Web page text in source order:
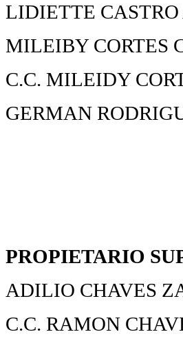
LIDIETTE
MILEIBY CORTES
C.C. MILEIDY
GERMAN
PROPIETARIO
ADILIO CHAVES
C.C. RAMON